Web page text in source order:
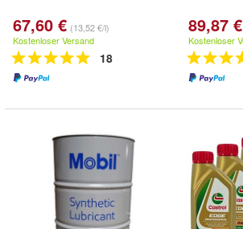
67,60 € (13,52 €/l)
Kostenloser Versand
18
89,87 €
Kostenloser